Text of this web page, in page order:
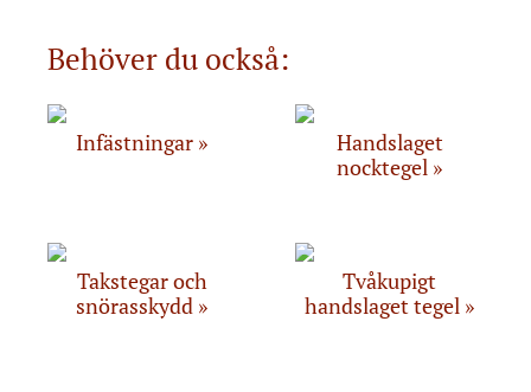
Behöver du också:
Infästningar
Handslaget
nocktegel
Takstegar och
snörasskydd
Tvåkupigt
handslaget tegel